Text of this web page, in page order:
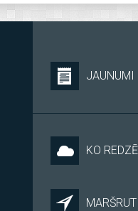
JAUNUMI
KO